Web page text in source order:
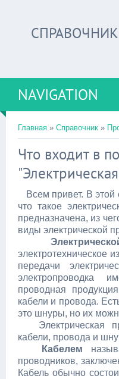
NAVIGATION
Главная » Справочник »
Что входит в
Всем привет. В этой
что такое
предназначена, из
виды электрической
электротехническое
передачи
электропроводка
проводная
кабели и провода.
это шнуры, но их
Электрическая
кабели, провода и
Кабелем
проводников,
Кабель обычно